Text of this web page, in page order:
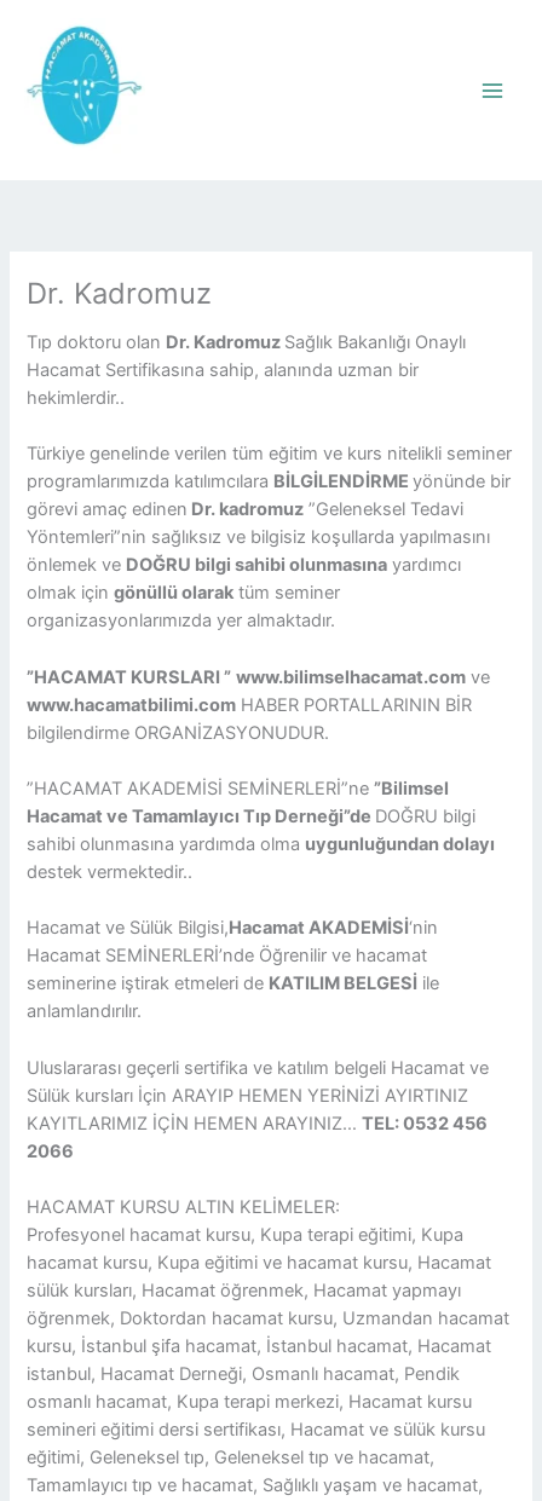
Dr. Kadromuz
Tıp doktoru olan Dr. Kadromuz Sağlık Bakanlığı Onaylı
Hacamat Sertifikasına sahip, alanında uzman bir
hekimlerdir..
Türkiye genelinde verilen tüm eğitim ve kurs nitelikli seminer
programlarımızda katılımcılara BİLGİLENDİRMEyönünde bir
görevi amaç edinen Dr. kadromuz ”Geleneksel Tedavi
Yöntemleri”nin sağlıksız ve bilgisiz koşullarda yapılmasını
önlemek ve DOĞRU bilgi sahibi olunmasına yardımcı
olmak içingönüllü olarak tüm seminer
organizasyonlarımızda yer almaktadır.
”HACAMAT KURSLARI ” www.bilimselhacamat.com ve
www.hacamatbilimi.com HABER PORTALLARININ BİR
bilgilendirme ORGANİZASYONUDUR.
”HACAMAT AKADEMİSİ SEMİNERLERİ”ne”Bilimsel
Hacamat ve Tamamlayıcı Tıp Derneği”de DOĞRU bilgi
sahibi olunmasına yardımda olma uygunluğundan dolayı
destek vermektedir..
Hacamat ve Sülük Bilgisi,Hacamat AKADEMİSİ‘nin
Hacamat SEMİNERLERİ’nde Öğrenilir ve hacamat
seminerine iştirak etmeleri de KATILIM BELGESİ ile
anlamlandırılır.
Uluslararası geçerli sertifika ve katılım belgeli Hacamat ve
Sülük kursları İçin ARAYIP HEMEN YERİNİZİ AYIRTINIZ
KAYITLARIMIZ İÇİN HEMEN ARAYINIZ…TEL: 0532 456
2066
HACAMAT KURSU ALTIN KELİMELER:
Profesyonel hacamat kursu, Kupa terapi eğitimi, Kupa
hacamat kursu, Kupa eğitimi ve hacamat kursu, Hacamat
sülük kursları, Hacamat öğrenmek, Hacamat yapmayı
öğrenmek, Doktordan hacamat kursu, Uzmandan hacamat
kursu, İstanbul şifa hacamat, İstanbul hacamat, Hacamat
istanbul, Hacamat Derneği, Osmanlı hacamat, Pendik
osmanlı hacamat, Kupa terapi merkezi, Hacamat kursu
semineri eğitimi dersi sertifikası, Hacamat ve sülük kursu
eğitimi, Geleneksel tıp, Geleneksel tıp ve hacamat,
Tamamlayıcı tıp ve hacamat, Sağlıklı yaşam ve hacamat,